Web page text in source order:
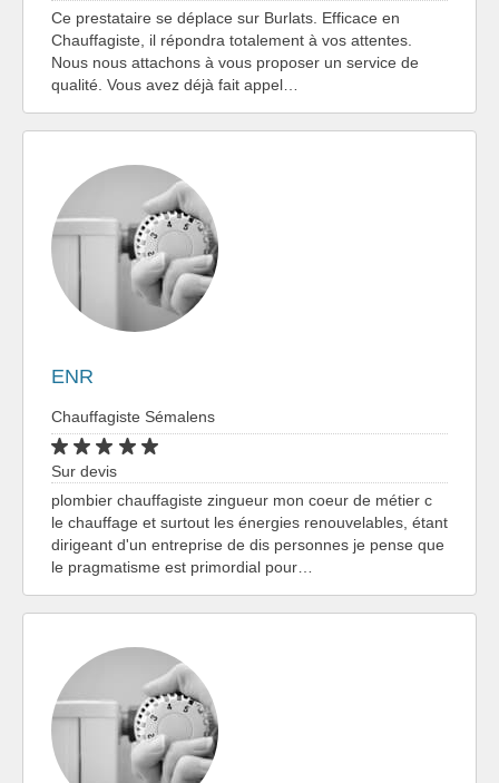
Ce prestataire se déplace sur Burlats. Efficace en
Chauffagiste, il répondra totalement à vos attentes.
Nous nous attachons à vous proposer un service de
qualité. Vous avez déjà fait appel…
ENR
Chauffagiste Sémalens
Sur devis
plombier chauffagiste zingueur mon coeur de métier c
le chauffage et surtout les énergies renouvelables, étant
dirigeant d'un entreprise de dis personnes je pense que
le pragmatisme est primordial pour…